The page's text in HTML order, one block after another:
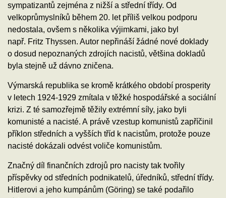
sympatizantů zejména z nižší a střední třídy. Od
velkoprůmyslníků během 20. let příliš velkou podporu
nedostala, ovšem s několika výjimkami, jako byl
např. Fritz Thyssen. Autor nepřináší žádné nové doklady
o dosud nepoznaných zdrojích nacistů, většina dokladů
byla stejně už dávno zničena.
Výmarská republika se kromě krátkého období prosperity
v letech 1924-1929 zmítala v těžké hospodářské a sociální
krizi. Z té samozřejmě těžily extrémní síly, jako byli
komunisté a nacisté. A právě vzestup komunistů zapříčinil
příklon středních a vyšších tříd k nacistům, protože pouze
nacisté dokázali odvést voliče komunistům.
Značný díl finančních zdrojů pro nacisty tak tvořily
příspěvky od středních podnikatelů, úředníků, střední třídy.
Hitlerovi a jeho kumpánům (Göring) se také podařilo